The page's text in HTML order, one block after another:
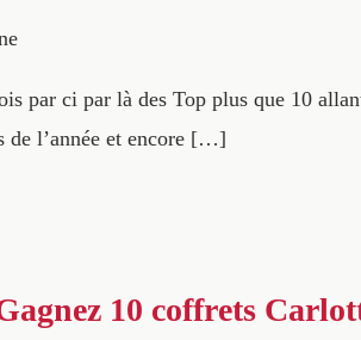
par ci par là des Top plus que 10
l’année et encore […]
10 coffrets